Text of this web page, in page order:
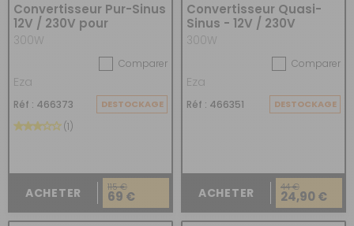
Convertisseur Pur-Sinus
12V / 230V pour
camping-car
300W
Comparer
Eza
Réf : 466373 DESTOCKAGE
(1)
ACHETER 115 €
69 €
Convertisseur Quasi-
Sinus - 12V / 230V
300W
Comparer
Eza
Réf : 466351 DESTOCKAGE
ACHETER 44 €
24,90 €